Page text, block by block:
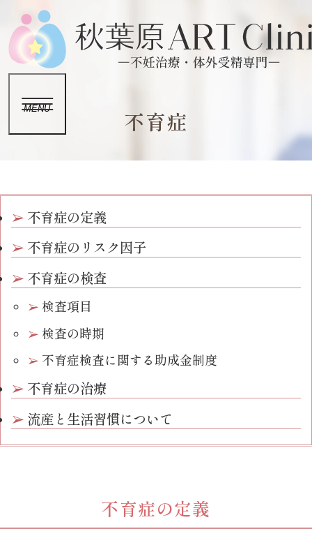
MENU 不育症
不育症の定義
不育症のリスク因子
不育症の検査
検査項目
検査の時期
不育症検査に関する助成金制度
不育症の治療
流産と生活習慣について
不育症の定義